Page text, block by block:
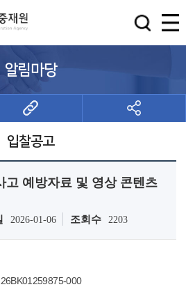
알림마당
입찰공고
고 예방자료 및 영상 콘텐츠
2026-01-06 조회수 2203
000